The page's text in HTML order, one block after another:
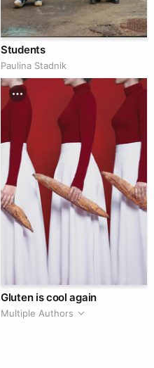
Students
Paulina Stadnik
Gluten is cool again
Multiple Authors